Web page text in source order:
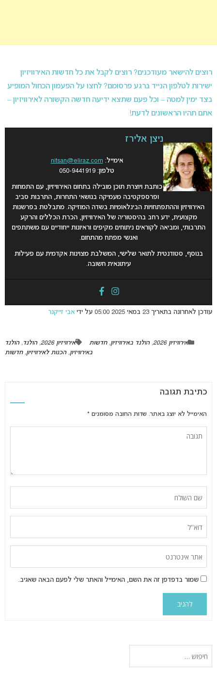
רוצים להישאר מעודכנים? רוצים לקבל את כל חדשות האירוויזיון
ישירות לטלפון הנייד ברגע פרסומם? לחצו על הפעמון הכחול המופיע
בצד ימין למטה – וכל פעם שתצא ידיעה חדשה הקשורה לאירוויזיון –
אתם תהיו הראשונים לדעת!
ניצן אלירז
אימייל: nitsan@eliraz.com
טלפון: 050-9441919
כותבת ויוצרת תוכן מובילה בתחום האירוויזיון, עם התמחות
ופרספקטיבה מעמיקה בנושאי התחרות, התרבות סביב
האירוויזיון וההתפתחויות הבינלאומיות בשדה המוזיקה. מתבלטת בפרשנות
מקצועית, ידע רחב בהיסטוריה של האירוויזיון, הכרת הכללים והרקע
התרבותי, ומביאה לקוראים ניתוחים מקיפים וראיונות ייחודיים עם משתתפים
ואנשי מפתח מהתחום.
בנוסף, סטודנטית לתואר שלישי, המשלבת מצוינות אקדמית עם פעילות
עיתונאית חשובה.
עודכן לאחרונה בתאריך 23 במאי 2025 05:00 על ידי אבי זייקנר
אירוויזיון 2026 ,הולנד באירוויזיון,חדשות אירוויזיון 2026 ,הולנד,הולנד
באירוויזיון,הכנות לאירוויזיון,חדשות
כתיבת תגובה
האימייל לא יוצג באתר. שדות החובה מסומנים *
שמור בדפדפן זה את השם, האימייל והאתר שלי לפעם הבאה שאגיב.